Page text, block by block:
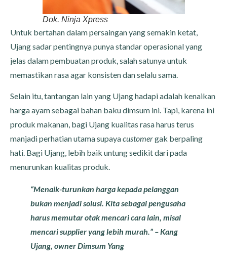
Dok. Ninja Xpress
Untuk bertahan dalam persaingan yang semakin ketat,
Ujang sadar pentingnya punya standar operasional yang
jelas dalam pembuatan produk, salah satunya untuk
memastikan rasa agar konsisten dan selalu sama.
Selain itu, tantangan lain yang Ujang hadapi adalah kenaikan
harga ayam sebagai bahan baku dimsum ini. Tapi, karena ini
produk makanan, bagi Ujang kualitas rasa harus terus
manjadi perhatian utama supayacustomergak berpaling
hati. Bagi Ujang, lebih baik untung sedikit dari pada
menurunkan kualitas produk.
“Menaik-turunkan harga kepada pelanggan
bukan menjadi solusi. Kita sebagai pengusaha
harus memutar otak mencari cara lain, misal
mencari supplier yang lebih murah.” – Kang
Ujang, owner Dimsum Yang